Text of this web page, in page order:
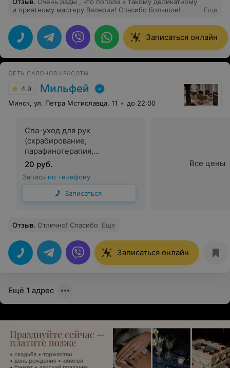
Отзыв. Очень рады , что попали к такому деликатному
и приятному мастеру Валерии! Спасибо большое!
Еще
Записаться онлайн
СЕТЬ САЛОНОВ КРАСОТЫ
4.9 Мильфей
Минск, ул. Петра Мстиславца, 11 до 22:00
Спа-уход для рук
(скрабирование,
парафинотерапия,
завершающий крем)
20 руб.
Запись по телефону
Записаться
Все цены
Отзыв. Отлично! Спасибо Еще
Записаться онлайн
Ещё 1 адрес